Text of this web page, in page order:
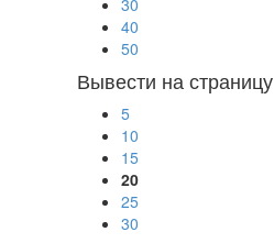
40
50
Вывести на страницу
5
10
15
20
25
30